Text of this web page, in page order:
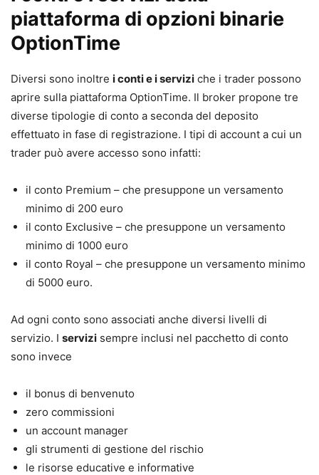
piattaforma di opzioni binarie
OptionTime
Diversi sono inoltre i conti e i servizi che i trader possono
aprire sulla piattaforma OptionTime. Il broker propone tre
diverse tipologie di conto a seconda del deposito
effettuato in fase di registrazione. I tipi di account a cui un
trader può avere accesso sono infatti:
il conto Premium – che presuppone un versamento
minimo di 200 euro
il conto Exclusive – che presuppone un versamento
minimo di 1000 euro
il conto Royal – che presuppone un versamento minimo
di 5000 euro.
Ad ogni conto sono associati anche diversi livelli di
servizio. I servizi sempre inclusi nel pacchetto di conto
sono invece
il bonus di benvenuto
zero commissioni
un account manager
gli strumenti di gestione del rischio
le risorse educative e informative